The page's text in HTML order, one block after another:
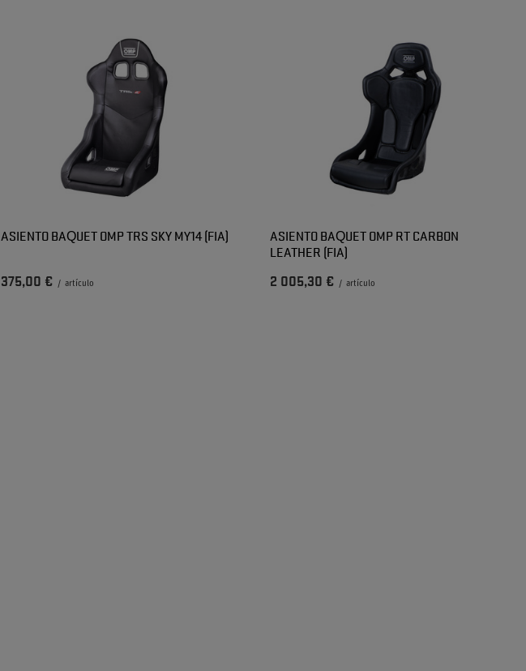
ASIENTO BAQUET OMP TRS SKY MY14 (FIA)
375,00 € / artículo
ASIENTO BAQUET OMP RT CARBON
LEATHER (FIA)
2 005,30 € / artículo